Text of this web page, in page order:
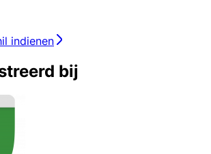
indienen
bij